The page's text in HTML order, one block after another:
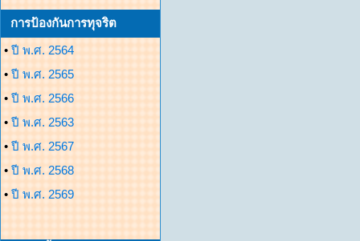
การป้องกันการทุจริต
• ปี พ.ศ. 2564
• ปี พ.ศ. 2565
• ปี พ.ศ. 2566
• ปี พ.ศ. 2563
• ปี พ.ศ. 2567
• ปี พ.ศ. 2568
• ปี พ.ศ. 2569